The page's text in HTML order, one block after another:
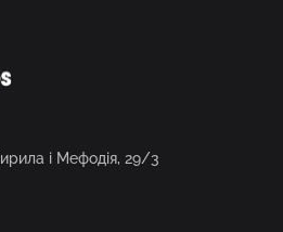
і Мефодія, 29/3